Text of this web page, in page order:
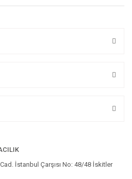
İstanbul Çarşısı No: 48/48 İskitler